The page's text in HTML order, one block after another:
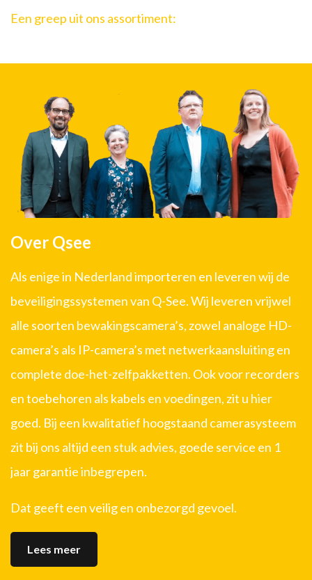
Een greep uit ons assortiment:
Over Qsee
Als enige in Nederland importeren en leveren wij de
beveiligingssystemen van Q-See. Wij leveren vrijwel
alle soorten bewakingscamera’s, zowel analoge HD-
camera’s als IP-camera’s met netwerkaansluiting en
complete doe-het-zelfpakketten. Ook voor recorders
en toebehoren als kabels en voedingen, zit u hier
goed. Bij een kwalitatief hoogstaand camerasysteem
zit bij ons altijd een stuk advies, goede service en 1
jaar garantie inbegrepen.
Dat geeft een veilig en onbezorgd gevoel.
Lees meer